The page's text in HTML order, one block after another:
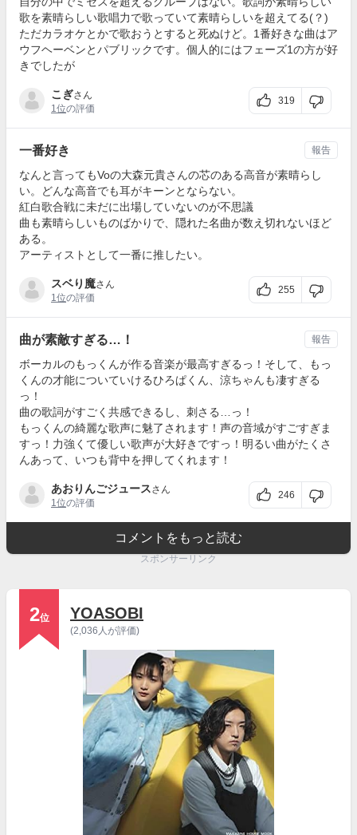
歌を素晴らしい歌唱力で歌っていて素晴らしいを超えてる(？)
ただカラオケとかで歌おうとすると死ぬけど。1番好きな曲はア
ウフヘーベンとパブリックです。個人的にはフェーズ1の方が好
きでしたが
こぎさん
1位の評価
319
一番好き
なんと言ってもVoの大森元貴さんの芯のある高音が素晴らし
い。どんな高音でも耳がキーンとならない。
紅白歌合戦に未だに出場していないのが不思議
曲も素晴らしいものばかりで、隠れた名曲が数え切れないほど
ある。
アーティストとして一番に推したい。
スベり魔さん
1位の評価
255
報告
曲が素敵すぎる…！
ボーカルのもっくんが作る音楽が最高すぎるっ！そして、もっ
くんの才能についていけるひろぱくん、涼ちゃんも凄すぎる
っ！
曲の歌詞がすごく共感できるし、刺さる…っ！
もっくんの綺麗な歌声に魅了されます！声の音域がすごすぎま
すっ！力強くて優しい歌声が大好きですっ！明るい曲がたくさ
んあって、いつも背中を押してくれます！
あおりんごジュースさん
1位の評価
246
報告
コメントをもっと読む
スポンサーリンク
2位 YOASOBI
(2,036人が評価)